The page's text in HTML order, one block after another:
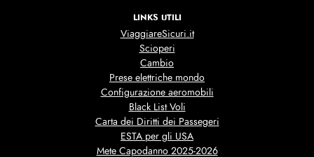
LINKS UTILI
ViaggiareSicuri.it
Scioperi
Cambio
Prese elettriche mondo
Configurazione aeromobili
Black List Voli
Carta dei Diritti dei Passegeri
ESTA per gli USA
Mete Capodanno 2025-2026